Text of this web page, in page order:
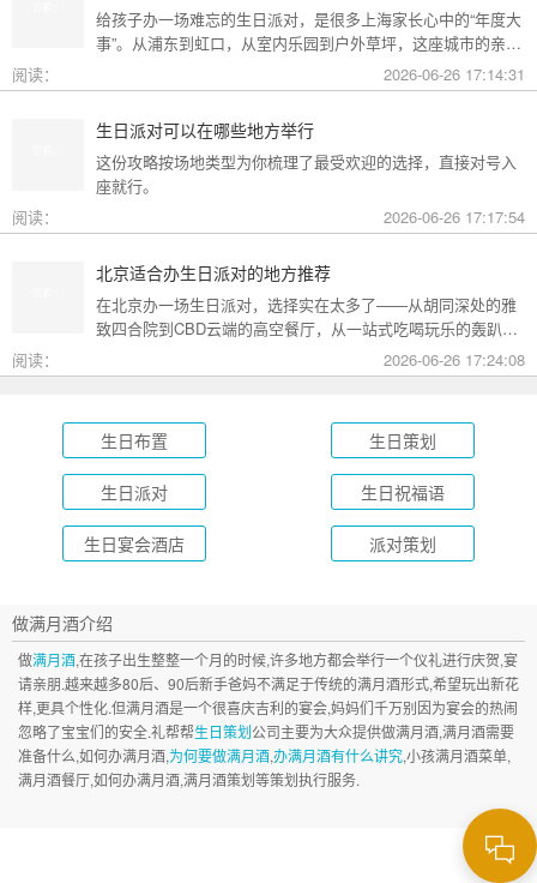
给孩子办一场难忘的生日派对，是很多上海家长心中的“年度大
事”。从浦东到虹口，从室内乐园到户外草坪，这座城市的亲子
友好型场地选择越来越丰富。不过场地多了，选择也成了难
题。这份攻略按类型为你盘点了上海热门的儿童生日派对场
阅读： 2026-06-26 17:14:31
生日派对可以在哪些地方举行
这份攻略按场地类型为你梳理了最受欢迎的选择，直接对号入
座就行。
阅读：
2026-06-26 17:17:54
北京适合办生日派对的地方推荐
在北京办一场生日派对，选择实在太多了——从胡同深处的雅
致四合院到CBD云端的高空餐厅，从一站式吃喝玩乐的轰趴别
墅到充满野趣的京郊草坪。为了让你快速找到最心仪的那一
个，我把不同类型的场地分好了类，直接对号入座就行。
阅读： 2026-06-26 17:24:08
生日布置 生日策划
生日派对 生日祝福语
生日宴会酒店 派对策划
做满月酒介绍
做满月酒,在孩子出生整整一个月的时候,许多地方都会举行一个仪礼进行庆贺,宴
请亲朋.越来越多80后、90后新手爸妈不满足于传统的满月酒形式,希望玩出新花
样,更具个性化.但满月酒是一个很喜庆吉利的宴会,妈妈们千万别因为宴会的热闹
忽略了宝宝们的安全.礼帮帮生日策划公司主要为大众提供做满月酒,满月酒需要
准备什么,如何办满月酒,为何要做满月酒,办满月酒有什么讲究,小孩满月酒菜单,
满月酒餐厅,如何办满月酒,满月酒策划等策划执行服务.